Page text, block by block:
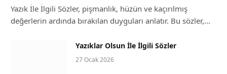
Yazık İle İlgili Sözler, pişmanlık, hüzün ve kaçırılmış
değerlerin ardında bırakılan duyguları anlatır. Bu sözler,…
Yazıklar Olsun İle İlgili Sözler
27 Ocak 2026